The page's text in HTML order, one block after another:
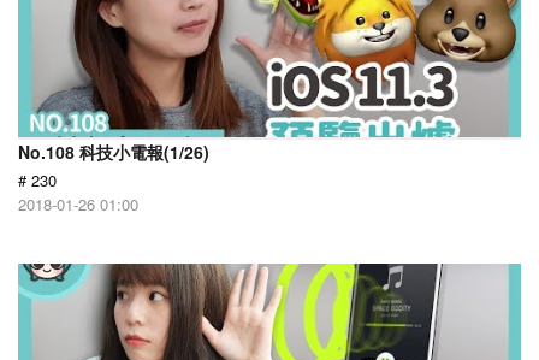
No.108 科技小電報(1/26)
# 230
2018-01-26 01:00